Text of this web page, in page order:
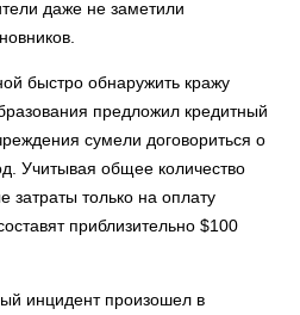
даже не заметили
быстро обнаружить кражу
предложил кредитный
сумели договориться о
Учитывая общее количество
только на оплату
приблизительно $100
инцидент произошел в